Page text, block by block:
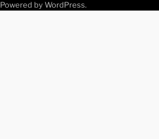
Powered byWordPress.